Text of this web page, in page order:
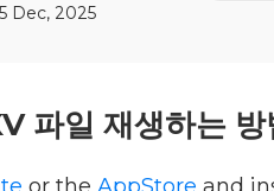
5 Dec, 2025
파일 재생하는 방